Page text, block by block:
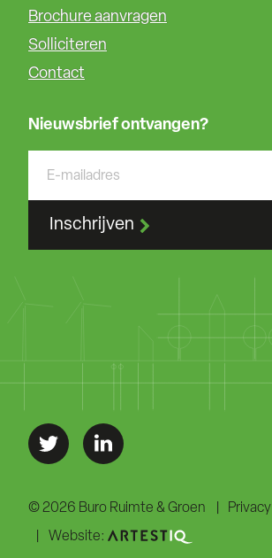
Brochure aanvragen
Solliciteren
Contact
Nieuwsbrief ontvangen?
Inschrijven
© 2026 Buro Ruimte & Groen
Privacy
Website: